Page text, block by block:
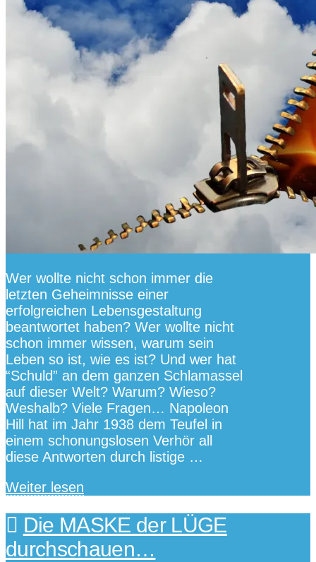
Wer wollte nicht schon immer die
letzten Geheimnisse einer
erfolgreichen Lebensgestaltung
beantwortet haben? Wer wollte nicht
schon immer wissen, warum sein
Leben so ist, wie es ist? Und wer hat
“Schuld” an dem ganzen Schlamassel
auf dieser Welt? Warum? Wieso?
Weshalb? Viele Fragen… Napoleon
Hill hat im Jahr 1938 dem Teufel in
einem schonungslosen Verhör all
diese Antworten durch listige …
Weiter lesen
Die MASKE der LÜGE
durchschauen…